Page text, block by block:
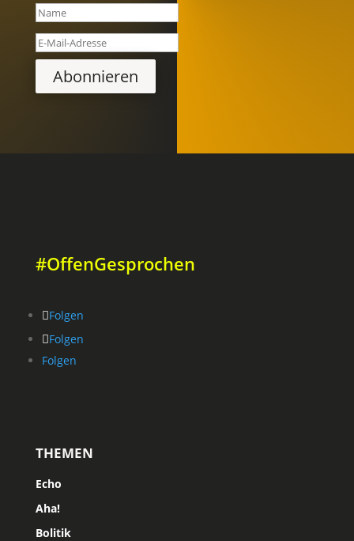
Abonnieren
#OffenGesprochen
Folgen
Folgen
Folgen
THEMEN
Echo
Aha!
Bolitik